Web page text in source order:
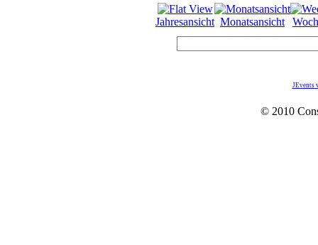
Jahresansicht Monatsansicht
JEvents
© 2010